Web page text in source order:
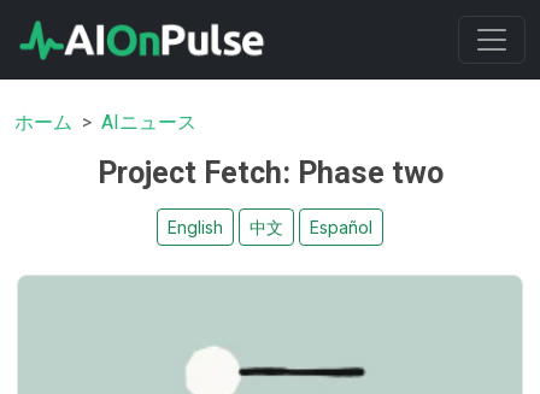
ホーム AIニュース
Project Fetch: Phase two
English 中文 Español